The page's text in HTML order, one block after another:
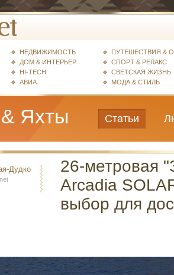
НЕДВИЖИМОСТЬ
ДОМ & ИНТЕРЬЕР
HI-TECH
АВИА
ПУТЕШЕСТВИЯ &
СПОРТ & РЕЛАКС
СВЕТСКАЯ ЖИЗНЬ
МОДА & СТИЛЬ
Яхты Статьи
Дудко
26-метровая
Arcadia
выбор для